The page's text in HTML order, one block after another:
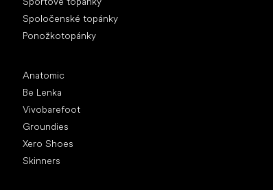
Spoločenské topánky
Ponožkotopánky
Anatomic
Be Lenka
Vivobarefoot
Groundies
Xero Shoes
Skinners